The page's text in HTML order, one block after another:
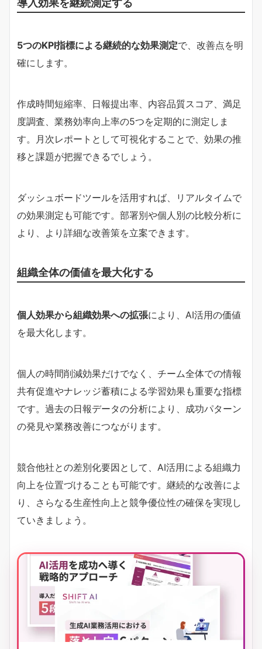
5つのKPI指標による継続的な効果測定で、改善点を明
確にします。
作成時間短縮率、日報提出率、内容品質スコア、満足
度調査、業務効率向上率の5つを定期的に測定しま
す。月次レポートとして可視化することで、効果の推
移と課題が把握できるでしょう。
ダッシュボードツールを活用すれば、リアルタイムで
の効果測定も可能です。部署別や個人別の比較分析に
より、より詳細な改善策を立案できます。
組織全体の価値を最大化する
個人効果から組織効果への拡張により、AI活用の価値
を最大化します。
個人の時間削減効果だけでなく、チーム全体での情報
共有促進やナレッジ蓄積による学習効果も重要な指標
です。過去の日報データの分析により、成功パターン
の発見や業務改善につながります。
競合他社との差別化要因として、AI活用による組織力
向上を位置づけることも可能です。継続的な改善によ
り、さらなる生産性向上と競争優位性の確保を実現し
ていきましょう。